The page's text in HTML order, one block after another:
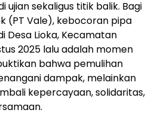
ujian sekaligus titik balik. Bagi
(PT Vale), kebocoran pipa
Desa Lioka, Kecamatan
2025 lalu adalah momen
bahwa pemulihan
dampak, melainkan
kepercayaan, solidaritas,